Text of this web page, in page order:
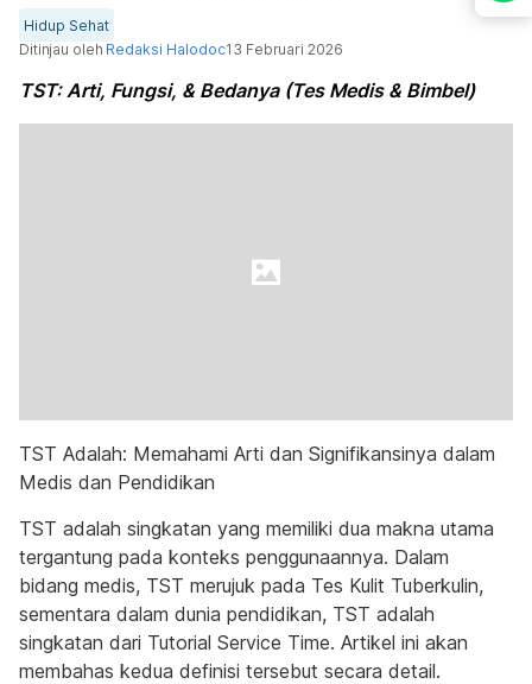
Hidup Sehat
Ditinjau oleh Redaksi Halodoc13 Februari 2026
TST: Arti, Fungsi, & Bedanya (Tes Medis & Bimbel)
TST Adalah: Memahami Arti dan Signifikansinya dalam
Medis dan Pendidikan
TST adalah singkatan yang memiliki dua makna utama
tergantung pada konteks penggunaannya. Dalam
bidang medis, TST merujuk pada Tes Kulit Tuberkulin,
sementara dalam dunia pendidikan, TST adalah
singkatan dari Tutorial Service Time. Artikel ini akan
membahas kedua definisi tersebut secara detail.